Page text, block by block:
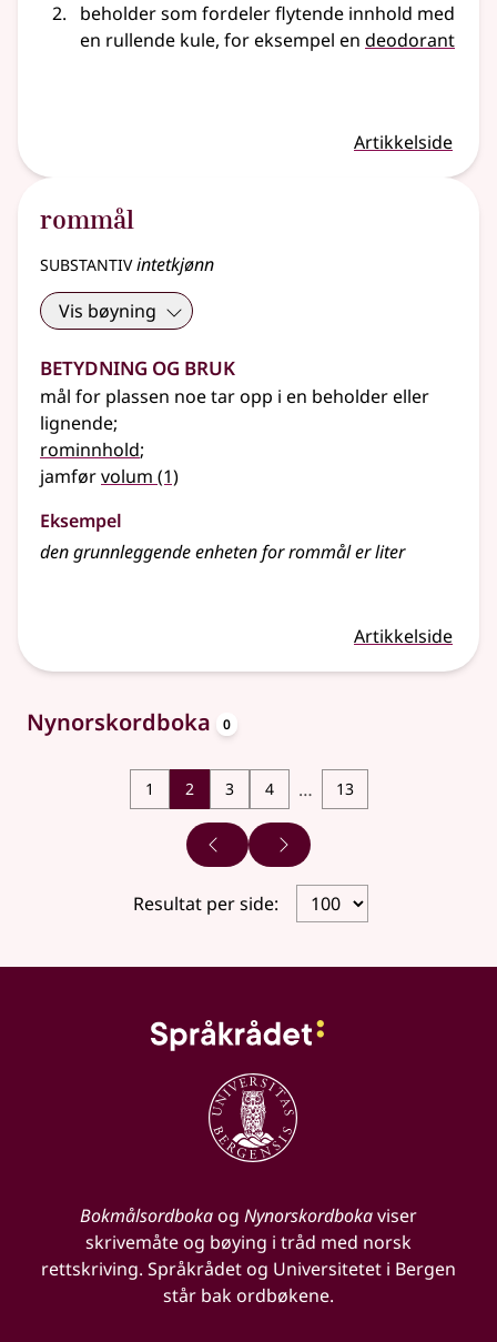
beholder som fordeler flytende innhold med
en rullende kule, for eksempel en deodorant
Artikkelside
rommål
substantivintetkjønn
Vis bøyning
Betydning og bruk
mål for plassen noe tar opp i en beholdereller
lignende;
rominnhold;
jamførvolum (1)
Eksempel
den grunnleggende enheten for rommål er liter
Artikkelside
Nynorskordboka 0
1 2 3 4 … 13
Forrige sideNeste side
Resultat per side:
Bokmålsordbokaog Nynorskordbokaviser
skrivemåte og bøying i tråd med norsk
rettskriving. Språkrådet og Universitetet i Bergen
står bak ordbøkene.